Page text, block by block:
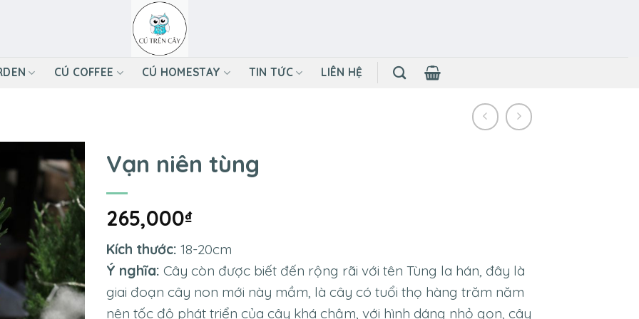
CÚ COFFEE CÚ HOMESTAY TIN TỨC LIÊN HỆ
Vạn niên tùng
265,000₫
Kích thước: 18-20cm
Ý nghĩa: Cây còn được biết đến rộng rãi với tên Tùng la hán, đây là
giai đoạn cây non mới này mầm, là cây có tuổi thọ hàng trăm năm
nên tốc độ phát triển của cây khá chậm, với hình dáng nhỏ gọn, cây